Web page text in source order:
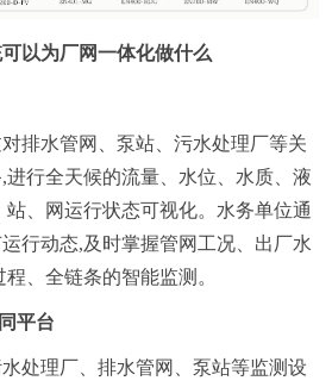
以为厂网一体化做什么
排水管网、泵站、污水处理厂等关
行全天候的流量、水位、水质、液
、网运行状态可视化。水务单位通
行动态,及时掌握管网工况、出厂水
、全链条的智能监测。
平台
处理厂、排水管网、泵站等监测设